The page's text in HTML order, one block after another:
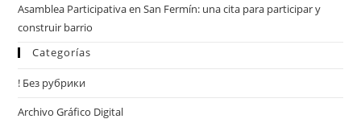
Asamblea Participativa en San Fermín: una cita para participar y
construir barrio
Categorías
! Без рубрики
Archivo Gráfico Digital